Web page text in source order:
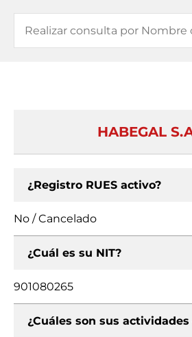
HABEGAL
¿Registro RUES activo?
No / Cancelado
¿Cuál es su NIT?
901080265
¿Cuáles son sus